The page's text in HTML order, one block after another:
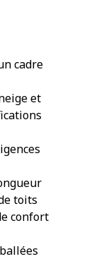
cadre
et
toits
confort